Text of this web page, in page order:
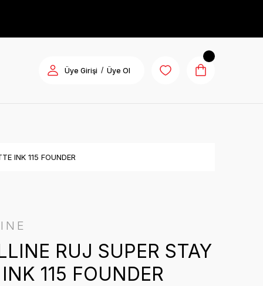
Üye Girişi / Üye Ol
INK 115 FOUNDER
RUJ SUPER STAY
115 FOUNDER